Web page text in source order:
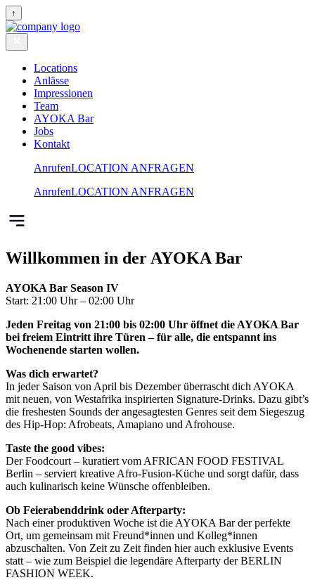
↑
Locations
Anlässe
Impressionen
Team
AYOKA Bar
Jobs
Kontakt
AnrufenLOCATION ANFRAGEN
AnrufenLOCATION ANFRAGEN
Willkommen in der AYOKA Bar
AYOKA Bar Season IV
Start: 21:00 Uhr – 02:00 Uhr
Jeden Freitag von 21:00 bis 02:00 Uhr öffnet die AYOKA Bar
bei freiem Eintritt ihre Türen – für alle, die entspannt ins
Wochenende starten wollen.
Was dich erwartet?
In jeder Saison von April bis Dezember überrascht dich AYOKA
mit neuen, von Westafrika inspirierten Signature-Drinks. Dazu gibt’s
die freshesten Sounds der angesagtesten Genres seit dem Siegeszug
des Hip-Hop: Afrobeats, Amapiano und Afrohouse.
Taste the good vibes:
Der Foodcourt – kuratiert vom AFRICAN FOOD FESTIVAL
Berlin – serviert kreative Afro-Fusion-Küche und sorgt dafür, dass
auch kulinarisch keine Wünsche offenbleiben.
Ob Feierabenddrink oder Afterparty:
Nach einer produktiven Woche ist die AYOKA Bar der perfekte
Ort, um gemeinsam mit Freund*innen und Kolleg*innen
abzuschalten. Von Zeit zu Zeit finden hier auch exklusive Events
statt – wie zum Beispiel die legendäre Afterparty der BERLIN
FASHION WEEK.